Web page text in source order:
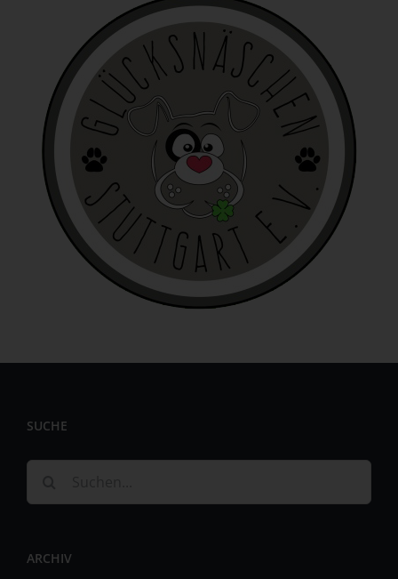
SUCHE
nach:
ARCHIV
Begrifflichkeiten erläutern.
Wir verwenden in dieser Datenschutzerklärung unter anderem
die folgenden Begriffe:
a) personenbezogene Daten
Personenbezogene Daten sind alle Informationen, die
sich auf eine identifizierte oder identifizierbare natürliche
Person (im Folgenden "betroffene Person") beziehen. Als
identifizierbar wird eine natürliche Person angesehen, die
direkt oder indirekt, insbesondere mittels Zuordnung zu
einer Kennung wie einem Namen, zu einer Kennnummer,
zu Standortdaten, zu einer Online-Kennung oder zu
einem oder mehreren besonderen Merkmalen, die
Ausdruck der physischen, physiologischen, genetischen,
psychischen, wirtschaftlichen, kulturellen oder sozialen
b) betroffene Person
identifizierbare natürliche Person, deren
Verantwortlichen verarbeitet werden.
Vorgangsreihe im Zusammenhang mit